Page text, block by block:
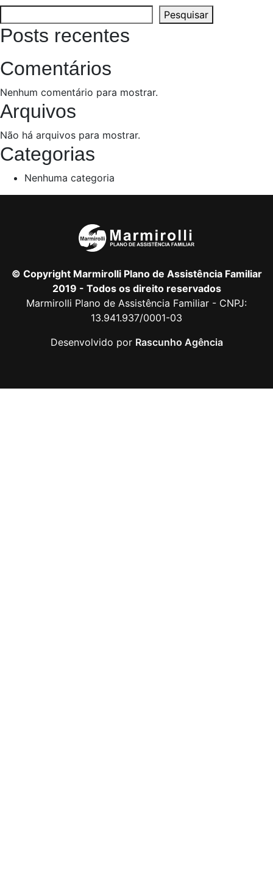
Pesquisar
Posts recentes
Comentários
Nenhum comentário para mostrar.
Arquivos
Não há arquivos para mostrar.
Categorias
Nenhuma categoria
© Copyright Marmirolli Plano de Assistência Familiar
2019 - Todos os direito reservados
Marmirolli Plano de Assistência Familiar - CNPJ:
13.941.937/0001-03
Desenvolvido por Rascunho Agência